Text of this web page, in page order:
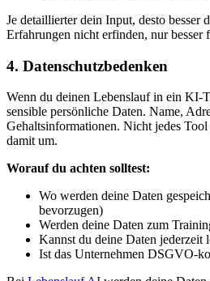
Je detaillierter dein Input, desto besser
Erfahrungen nicht erfinden, nur besser
4. Datenschutzbedenken
Wenn du deinen Lebenslauf in ein KI-
sensible persönliche Daten. Name,
Gehaltsinformationen. Nicht jedes
damit um.
Worauf du achten solltest:
Wo werden deine Daten
bevorzugen)
Werden deine Daten zum
Kannst du deine Daten jederzeit
Ist das Unternehmen DSGVO-